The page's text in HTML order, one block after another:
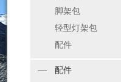
脚架包
轻型灯架包
配件
配件